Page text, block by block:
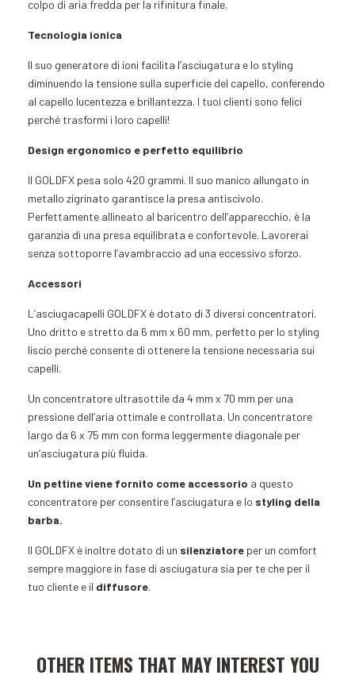
colpo di aria fredda per la rifinitura finale.
Tecnologia ionica
Il suo generatore di ioni facilita l’asciugatura e lo styling
diminuendo la tensione sulla superficie del capello, conferendo
al capello lucentezza e brillantezza. I tuoi clienti sono felici
perché trasformi i loro capelli!
Design ergonomico e perfetto equilibrio
Il GOLDFX pesa solo 420 grammi. Il suo manico allungato in
metallo zigrinato garantisce la presa antiscivolo.
Perfettamente allineato al baricentro dell’apparecchio, è la
garanzia di una presa equilibrata e confortevole. Lavorerai
senza sottoporre l’avambraccio ad una eccessivo sforzo.
Accessori
L’asciugacapelli GOLDFX è dotato di 3 diversi concentratori.
Uno dritto e stretto da 6 mm x 60 mm, perfetto per lo styling
liscio perché consente di ottenere la tensione necessaria sui
capelli.
Un concentratore ultrasottile da 4 mm x 70 mm per una
pressione dell’aria ottimale e controllata. Un concentratore
largo da 6 x 75 mm con forma leggermente diagonale per
un’asciugatura più fluida.
Un pettine viene fornito come accessorio a questo
concentratore per consentire l’asciugatura e lo styling della
barba.
Il GOLDFX è inoltre dotato di un silenziatore per un comfort
sempre maggiore in fase di asciugatura sia per te che per il
tuo cliente e il diffusore.
OTHER ITEMS THAT MAY INTEREST YOU